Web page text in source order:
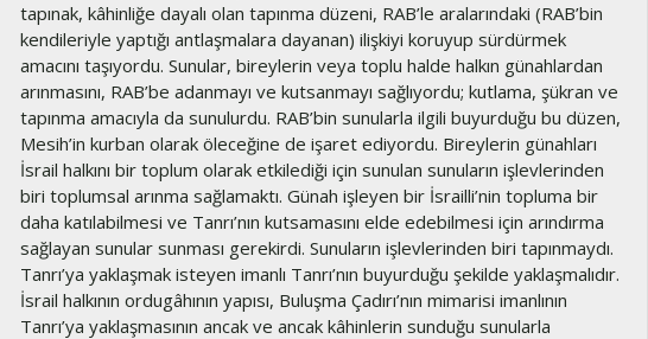
tapınak, kâhinliğe dayalı olan tapınma düzeni, RAB’le aralarındaki (RAB’bin
kendileriyle yaptığı antlaşmalara dayanan) ilişkiyi koruyup sürdürmek
amacını taşıyordu. Sunular, bireylerin veya toplu halde halkın günahlardan
arınmasını, RAB’be adanmayı ve kutsanmayı sağlıyordu; kutlama, şükran ve
tapınma amacıyla da sunulurdu. RAB’bin sunularla ilgili buyurduğu bu düzen,
Mesih’in kurban olarak öleceğine de işaret ediyordu. Bireylerin günahları
İsrail halkını bir toplum olarak etkilediği için sunulan sunuların işlevlerinden
biri toplumsal arınma sağlamaktı. Günah işleyen bir İsrailli’nin topluma bir
daha katılabilmesi ve Tanrı’nın kutsamasını elde edebilmesi için arındırma
sağlayan sunular sunması gerekirdi. Sunuların işlevlerinden biri tapınmaydı.
Tanrı’ya yaklaşmak isteyen imanlı Tanrı’nın buyurduğu şekilde yaklaşmalıdır.
İsrail halkının ordugâhının yapısı, Buluşma Çadırı’nın mimarisi imanlının
Tanrı’ya yaklaşmasının ancak ve ancak kâhinlerin sunduğu sunularla